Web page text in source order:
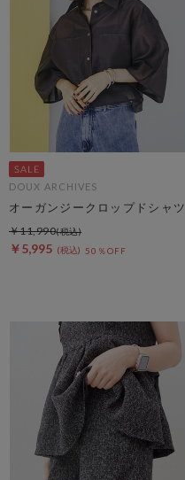
DOUX ARCHIVES
オーガンジークロップドシャツ
￥5,995 50％OFF
￥11,990